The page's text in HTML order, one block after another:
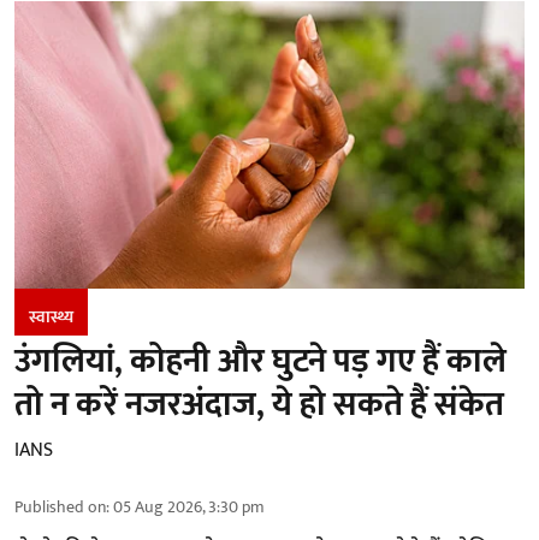
स्वास्थ्य
उंगलियां, कोहनी और घुटने पड़ गए हैं काले
तो न करें नजरअंदाज, ये हो सकते हैं संकेत
IANS
Published on:05 Aug 2026, 3:30 pm